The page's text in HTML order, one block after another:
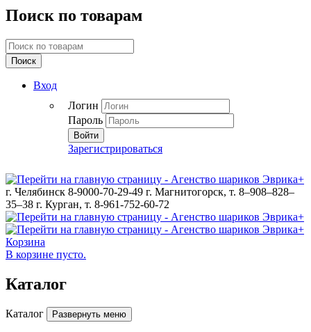
Поиск по товарам
Поиск
Вход
Логин
Пароль
Войти
Зарегистрироваться
г. Челябинск 8-9000-70-29-49 г. Магнитогорск, т. 8–908–828–
35–38 г. Курган, т. 8-961-752-60-72
Корзина
В корзине пусто.
Каталог
Каталог Развернуть меню